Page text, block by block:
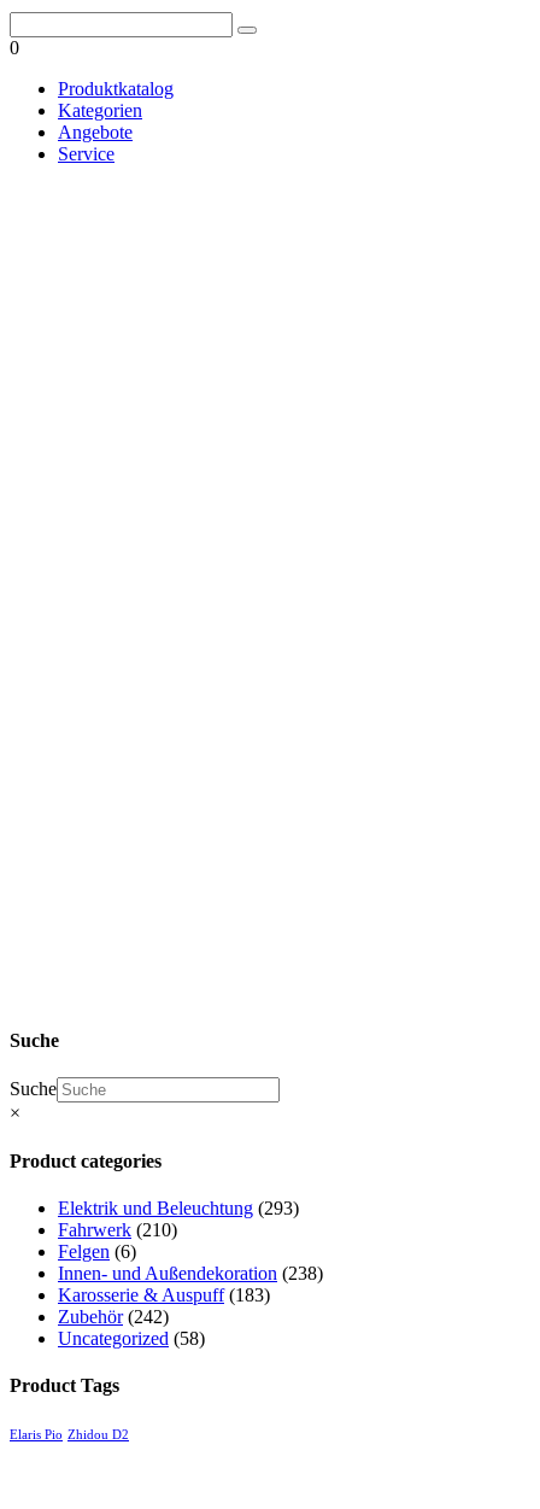
0
Produktkatalog
Kategorien
Angebote
Service
Suche
Suche
×
Product categories
Elektrik und Beleuchtung (293)
Fahrwerk (210)
Felgen (6)
Innen- und Außendekoration (238)
Karosserie & Auspuff (183)
Zubehör (242)
Uncategorized (58)
Product Tags
Elaris Pio Zhidou D2